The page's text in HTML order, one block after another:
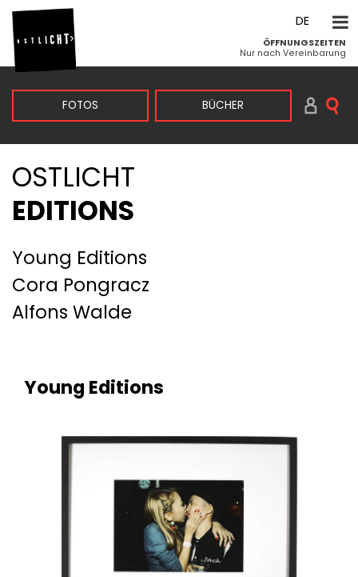
ÖFFNUNGSZEITEN
Nur nach Vereinbarung
DE
EN
FOTOS BÜCHER
VINTAGE & KLASSIKER
ZEITGENÖSSISCH
AKTUELLE AUSSTELLUNG
KÜNSTLER:INNEN
OSTLICHT
EDITIONS
Young Editions
Cora Pongracz
Alfons Walde
Young Editions